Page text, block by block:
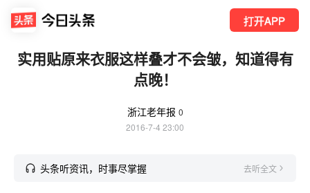
打开APP
实用贴原来衣服这样叠才不会皱，知道得有
点晚！
浙江老年报 0
2016-7-4 23:00
头条听资讯，时事尽掌握 去听全文